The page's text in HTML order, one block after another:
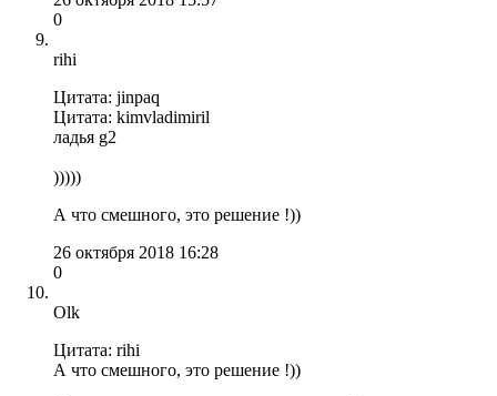
0
rihi
Цитата: jinpaq
Цитата: kimvladimiril
ладья g2
)))))
А что смешного, это решение !))
26 октября 2018 16:28
0
Olk
Цитата: rihi
А что смешного, это решение !))